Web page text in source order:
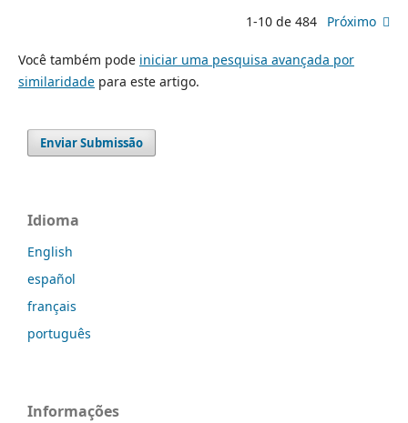
1-10 de 484 Próximo
Você também pode iniciar uma pesquisa avançada por
similaridadepara este artigo.
Enviar Submissão
Idioma
English
español
français
português
Informações